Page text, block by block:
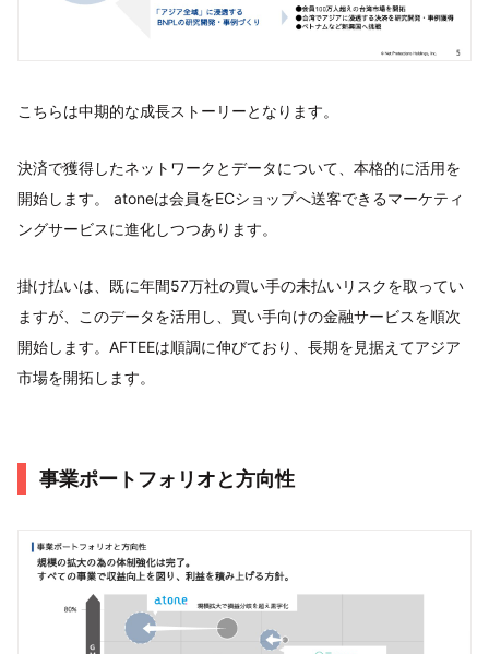
こちらは中期的な成長ストーリーとなります。
決済で獲得したネットワークとデータについて、本格的に活用を
開始します。 atoneは会員をECショップへ送客できるマーケティ
ングサービスに進化しつつあります。
掛け払いは、既に年間57万社の買い手の未払いリスクを取ってい
ますが、このデータを活用し、買い手向けの金融サービスを順次
開始します。AFTEEは順調に伸びており、長期を見据えてアジア
市場を開拓します。
事業ポートフォリオと方向性